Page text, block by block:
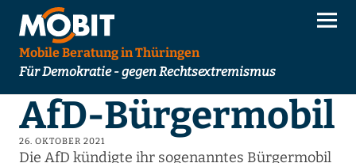
Mobile Beratung in Thüringen
Für Demokratie - gegen Rechtsextremismus
AfD-Bürgermobil
26. OKTOBER 2021
Die AfD kündigte ihr sogenanntes Bürgermobil